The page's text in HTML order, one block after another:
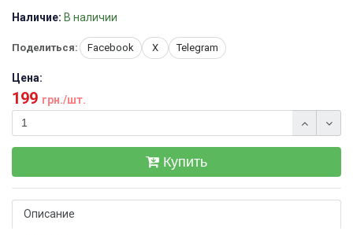
Наличие: В наличии
Поделиться: Facebook X Telegram
Цена:
199 грн./шт.
Купить
Описание